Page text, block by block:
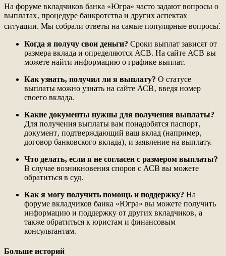
На форуме вкладчиков банка «Югра» часто задают вопросы о
выплатах‚ процедуре банкротства и других аспектах
ситуации. Мы собрали ответы на самые популярные вопросы⁚
Когда я получу свои деньги? Сроки выплат зависят от
размера вклада и определяются АСВ. На сайте АСВ вы
можете найти информацию о графике выплат.
Как узнать‚ получил ли я выплату? О статусе
выплаты можно узнать на сайте АСВ‚ введя номер
своего вклада.
Какие документы нужны для получения выплаты?
Для получения выплаты вам понадобятся паспорт‚
документ‚ подтверждающий ваш вклад (например‚
договор банковского вклада)‚ и заявление на выплату.
Что делать‚ если я не согласен с размером выплаты?
В случае возникновения споров с АСВ вы можете
обратиться в суд.
Как я могу получить помощь и поддержку? На
форуме вкладчиков банка «Югра» вы можете получить
информацию и поддержку от других вкладчиков‚ а
также обратиться к юристам и финансовым
консультантам.
Больше историй